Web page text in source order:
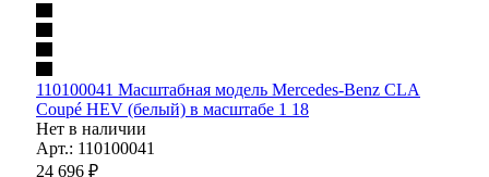
110100041 Масштабная модель Mercedes-Benz CLA
Coupé HEV (белый) в масштабе 1 18
Нет в наличии
Арт.: 110100041
24 696 ₽